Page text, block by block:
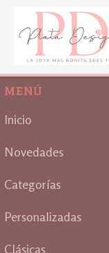
MENÚ
Inicio
Novedades
Categorías
Personalizadas
Clásicas